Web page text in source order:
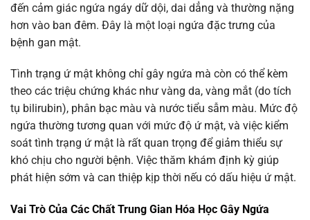
đến cảm giác ngứa ngáy dữ dội, dai dẳng và thường nặng
hơn vào ban đêm. Đây là một loại ngứa đặc trưng của
bệnh gan mật.
Tình trạng ứ mật không chỉ gây ngứa mà còn có thể kèm
theo các triệu chứng khác như vàng da, vàng mắt (do tích
tụ bilirubin), phân bạc màu và nước tiểu sẫm màu. Mức độ
ngứa thường tương quan với mức độ ứ mật, và việc kiểm
soát tình trạng ứ mật là rất quan trọng để giảm thiểu sự
khó chịu cho người bệnh. Việc thăm khám định kỳ giúp
phát hiện sớm và can thiệp kịp thời nếu có dấu hiệu ứ mật.
Vai Trò Của Các Chất Trung Gian Hóa Học Gây Ngứa